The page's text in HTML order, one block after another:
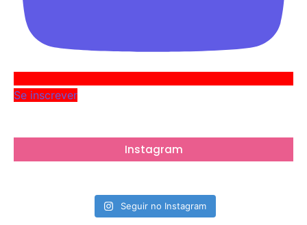
Se inscrever
Instagram
Seguir no Instagram